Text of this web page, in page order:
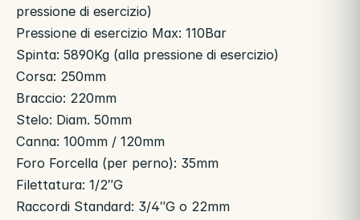
pressione di esercizio)
Pressione di esercizio Max: 110Bar
Spinta: 5890Kg (alla pressione di esercizio)
Corsa: 250mm
Braccio: 220mm
Stelo: Diam. 50mm
Canna: 100mm / 120mm
Foro Forcella (per perno): 35mm
Filettatura: 1/2″G
Raccordi Standard: 3/4″G o 22mm